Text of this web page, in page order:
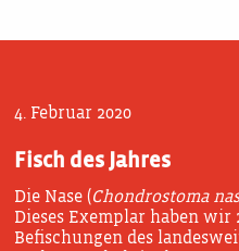
4. Februar 2020
Fisch des Jahres
Die Nase (Chondrostoma
Dieses Exemplar haben wir
Befischungen des